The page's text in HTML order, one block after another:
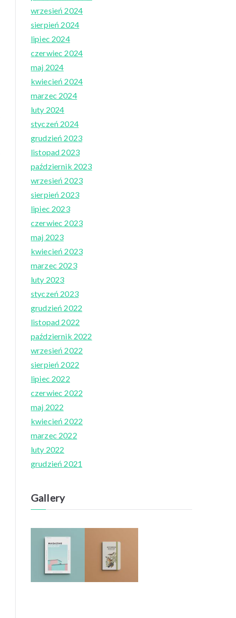
wrzesień 2024
sierpień 2024
lipiec 2024
czerwiec 2024
maj 2024
kwiecień 2024
marzec 2024
luty 2024
styczeń 2024
grudzień 2023
listopad 2023
październik 2023
wrzesień 2023
sierpień 2023
lipiec 2023
czerwiec 2023
maj 2023
kwiecień 2023
marzec 2023
luty 2023
styczeń 2023
grudzień 2022
listopad 2022
październik 2022
wrzesień 2022
sierpień 2022
lipiec 2022
czerwiec 2022
maj 2022
kwiecień 2022
marzec 2022
luty 2022
grudzień 2021
Gallery